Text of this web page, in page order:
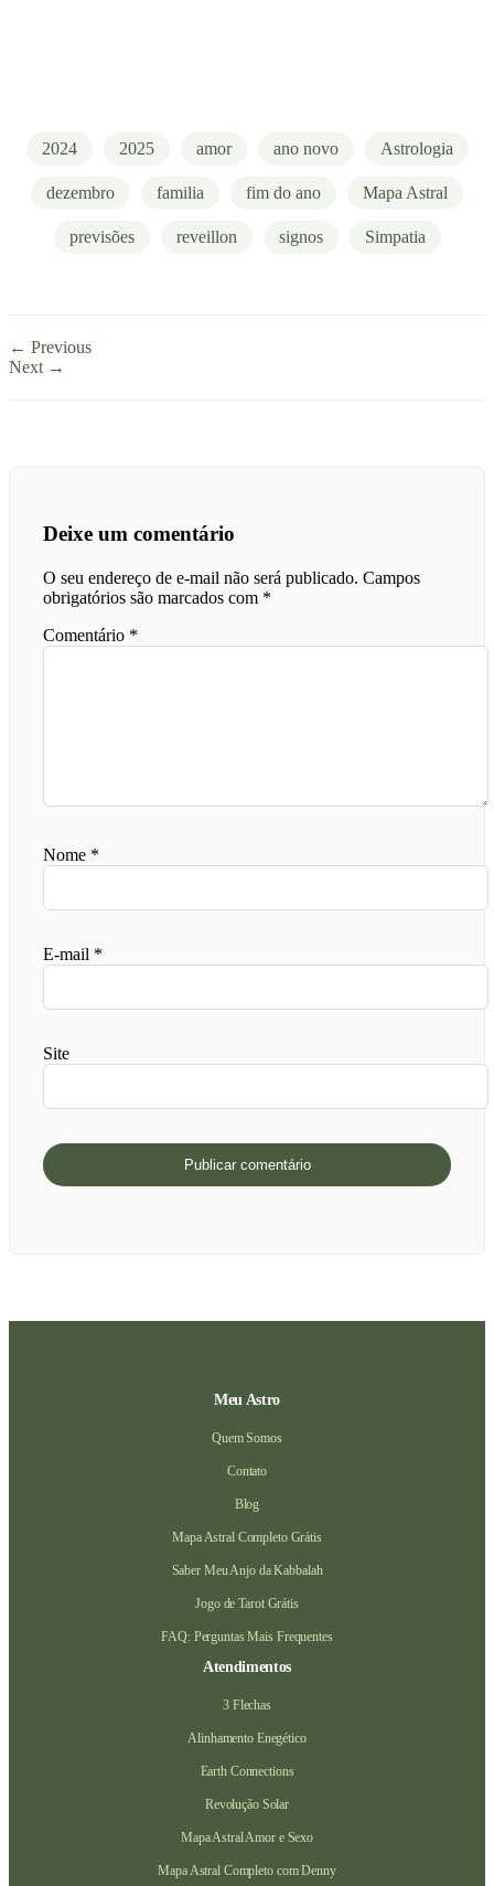
2024 2025 amor ano novo Astrologia
dezembro familia fim do ano Mapa Astral
previsões reveillon signos Simpatia
← Previous
Next →
Deixe um comentário
O seu endereço de e-mail não será publicado. Campos
obrigatórios são marcados com *
Comentário *
Nome *
E-mail *
Site
Meu Astro
Quem Somos
Contato
Blog
Mapa Astral Completo Grátis
Saber Meu Anjo da Kabbalah
Jogo de Tarot Grátis
FAQ: Perguntas Mais Frequentes
Atendimentos
3 Flechas
Alinhamento Enegético
Earth Connections
Revolução Solar
Mapa Astral Amor e Sexo
Mapa Astral Completo com Denny